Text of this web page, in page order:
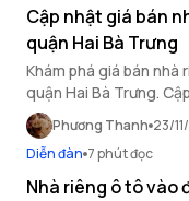
Cập nhật giá bán
quận Hai Bà Trưng
Khám phá giá bán
quận Hai Bà Trưng.
mua bán nhà riêng tại
Trưng qua bài viết sau.
Phương Thanh 23/
Diễn đàn 7 phút đọc
Nhà riêng ô tô vào